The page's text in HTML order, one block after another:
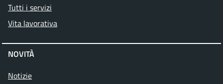
Tutti i servizi
Vita lavorativa
NOVITÀ
Notizie